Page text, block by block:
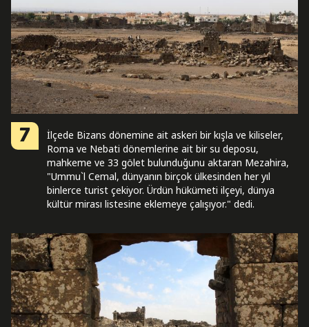
7
İlçede Bizans dönemine ait askeri bir kışla ve kiliseler,
Roma ve Nebati dönemlerine ait bir su deposu,
mahkeme ve 33 gölet bulunduğunu aktaran Mezahira,
"Ummu`l Cemal, dünyanın birçok ülkesinden her yıl
binlerce turist çekiyor. Ürdün hükümeti ilçeyi, dünya
kültür mirası listesine eklemeye çalışıyor." dedi.